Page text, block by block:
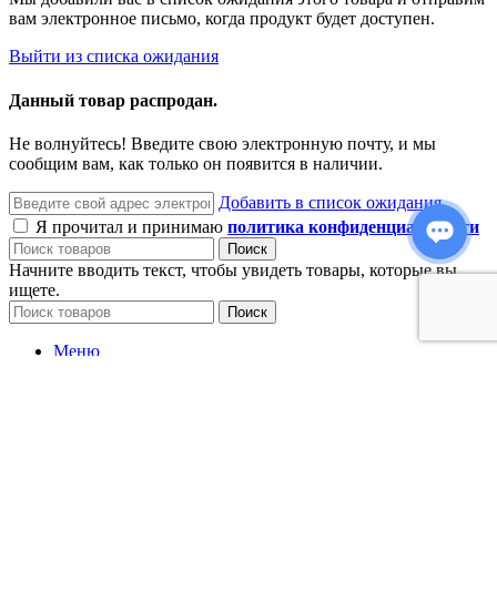
вам электронное письмо, когда продукт будет доступен.
Выйти из списка ожидания
Данный товар распродан.
Не волнуйтесь! Введите свою электронную почту, и мы
сообщим вам, как только он появится в наличии.
Добавить в список ожидания
Я прочитал и принимаю политика конфиденциальности
Поиск
Начните вводить текст, чтобы увидеть товары, которые вы
ищете.
Поиск
Меню